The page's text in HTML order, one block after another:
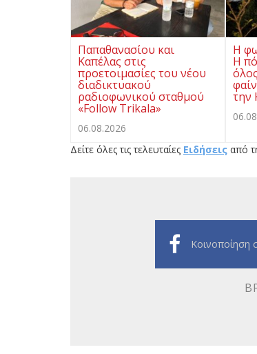
Παπαθανασίου και
Καπέλας στις
προετοιμασίες του νέου
διαδικτυακού
ραδιοφωνικού σταθμού
«Follow Trikala»
06.08.2026
Η
Η
την
Δείτε όλες τις τελευταίες Ειδήσεις από
Κοινοποίηση